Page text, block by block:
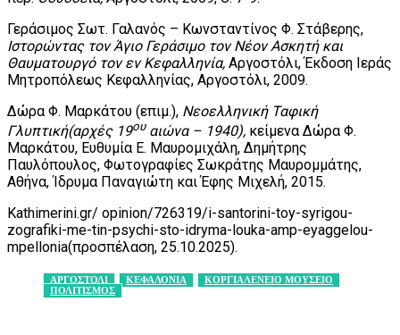
Γεράσιμος Σωτ. Γαλανός – Κωνσταντίνος Φ. Στάβερης,
Ιστορώντας τον Άγιο Γεράσιμο τον Νέον Ασκητή και
Θαυματουργό τον εν Κεφαλληνία, Αργοστόλι, Έκδοση Ιεράς
Μητροπόλεως Κεφαλληνίας, Αργοστόλι, 2009.
Δώρα Φ. Μαρκάτου (επιμ.), Νεοελληνική Ταφική
Γλυπτική(αρχές 19ουαιώνα – 1940), κείμενα Δώρα Φ.
Μαρκάτου, Ευθυμία Ε. Μαυρομιχάλη, Δημήτρης
Παυλόπουλος, Φωτογραφίες Σωκράτης Μαυρομμάτης,
Αθήνα, Ίδρυμα Παναγιώτη και Έφης Μιχελή, 2015.
Kathimerini.gr/ opinion/726319/i-santorini-toy-syrigou-
zografiki-me-tin-psychi-sto-idryma-louka-amp-eyaggelou-
mpellonia(προσπέλαση, 25.10.2025).
ΑΡΓΟΣΤΟΛΙ ΚΕΦΑΛΟΝΙΑ
ΚΟΡΓΙΑΛΕΝΕΙΟ ΜΟΥΣΕΙΟ
ΠΟΛΙΤΙΣΜΟΣ